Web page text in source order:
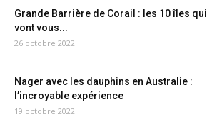
Grande Barrière de Corail : les 10 îles qui
vont vous...
26 octobre 2022
Nager avec les dauphins en Australie :
l’incroyable expérience
19 octobre 2022